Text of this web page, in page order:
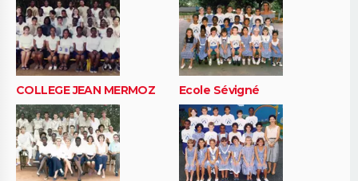
COLLEGE JEAN MERMOZ Ecole Sévigné